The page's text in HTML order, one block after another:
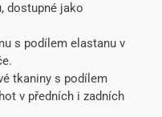
dostupné jako
s podílem elastanu v
tkaniny s podílem
v předních i zadních